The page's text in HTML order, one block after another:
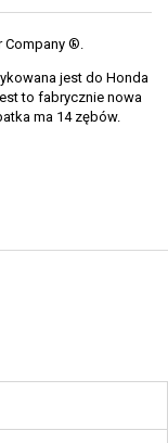
Company ®.
jest do Honda
to fabrycznie nowa
ma 14 zębów.